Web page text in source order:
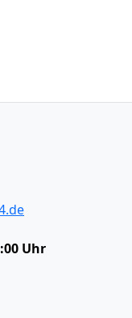
Uhr